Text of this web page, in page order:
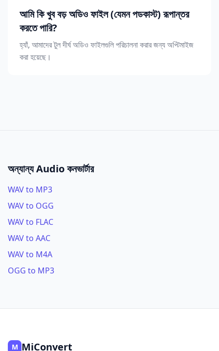
আমি কি খুব বড় অডিও ফাইল (যেমন পডকাস্ট) রূপান্তর
করতে পারি?
হ্যাঁ, আমাদের টুল দীর্ঘ অডিও ফাইলগুলি পরিচালনা করার জন্য অপ্টিমাইজ
করা হয়েছে।
অন্যান্য Audio কনভার্টার
WAV to MP3
WAV to OGG
WAV to FLAC
WAV to AAC
WAV to M4A
OGG to MP3
M MiConvert